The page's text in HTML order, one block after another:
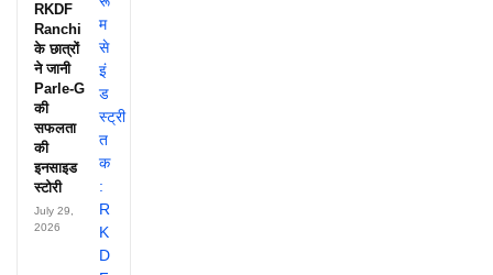
RKDF
Ranchi
के छात्रों
ने जानी
Parle-G
की
सफलता
की
इनसाइड
स्टोरी
July 29,
2026